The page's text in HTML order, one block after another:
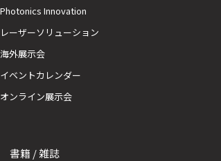
Photonics Innovation
レーザーソリューション
海外展示会
イベントカレンダー
オンライン展示会
書籍 / 雑誌